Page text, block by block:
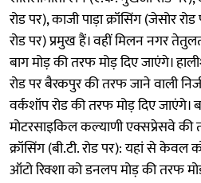
रोड पर), काजी पाड़ा क्रॉसिंग (जेसोर
रोड पर) प्रमुख हैं। वहीं मिलन नगर
बाग मोड़ की तरफ मोड़ दिए जाएंगे।
रोड पर बैरकपुर की तरफ जाने वाली
वर्कशॉप रोड की तरफ मोड़ दिए
मोटरसाइकिल कल्याणी एक्सप्रेसवे की
क्रॉसिंग (बी.टी. रोड पर): यहां से
ऑटो रिक्शा को डनलप मोड़ की तरफ